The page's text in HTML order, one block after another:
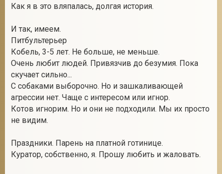
Как я в это вляпалась, долгая история.
И так, имеем.
Питбультерьер
Кобель, 3-5 лет. Не больше, не меньше.
Очень любит людей. Привязчив до безумия. Пока
скучает сильно...
С собаками выборочно. Но и зашкаливающей
агрессии нет. Чаще с интересом или игнор.
Котов игнорим. Но и они не подходили. Мы их просто
не видим.
Праздники. Парень на платной готинице.
Куратор, собственно, я. Прошу любить и жаловать.